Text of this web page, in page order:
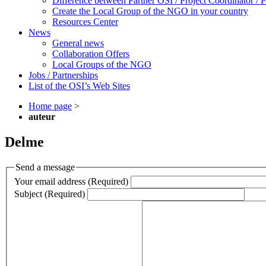
Create the Local Group of the NGO in your country
Resources Center
News
General news
Collaboration Offers
Local Groups of the NGO
Jobs / Partnerships
List of the OSI’s Web Sites
Home page >
auteur
Delme
Send a message
Your email address (Required)
Subject (Required)